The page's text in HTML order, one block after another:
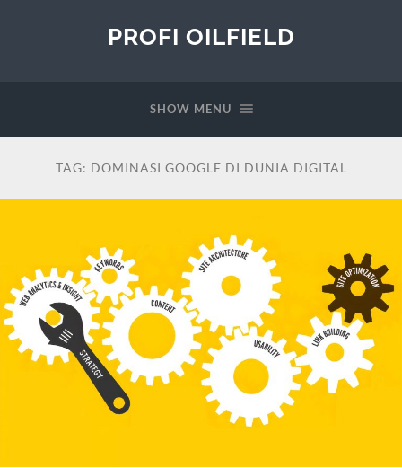
PROFI OILFIELD
SHOW MENU
TAG: DOMINASI GOOGLE DI DUNIA DIGITAL